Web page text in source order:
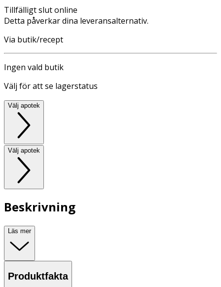
Tillfälligt slut online
Detta påverkar dina leveransalternativ.
Via butik/recept
Ingen vald butik
Välj för att se lagerstatus
Välj apotek
Välj apotek
Beskrivning
Läs mer
Produktfakta